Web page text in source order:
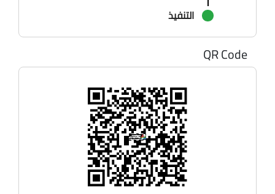
التنفيذ
QR Code